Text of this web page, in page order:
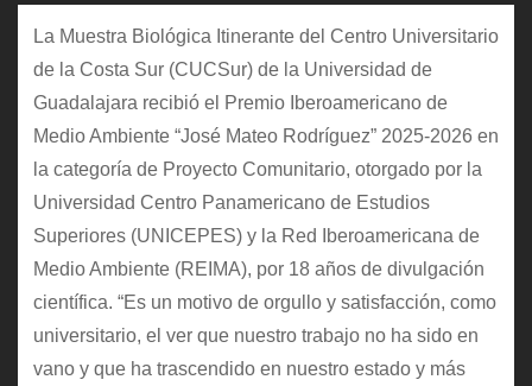
La Muestra Biológica Itinerante del Centro Universitario
de la Costa Sur (CUCSur) de la Universidad de
Guadalajara recibió el Premio Iberoamericano de
Medio Ambiente “José Mateo Rodríguez” 2025-2026 en
la categoría de Proyecto Comunitario, otorgado por la
Universidad Centro Panamericano de Estudios
Superiores (UNICEPES) y la Red Iberoamericana de
Medio Ambiente (REIMA), por 18 años de divulgación
científica. “Es un motivo de orgullo y satisfacción, como
universitario, el ver que nuestro trabajo no ha sido en
vano y que ha trascendido en nuestro estado y más